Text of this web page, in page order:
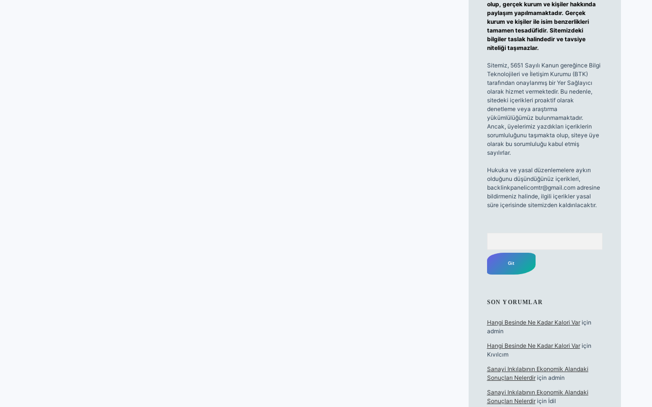
olup, gerçek kurum ve kişiler hakkında
paylaşım yapılmamaktadır. Gerçek
kurum ve kişiler ile isim benzerlikleri
tamamen tesadüfidir. Sitemizdeki
bilgiler taslak halindedir ve tavsiye
niteliği taşımazlar.
Sitemiz, 5651 Sayılı Kanun gereğince Bilgi
Teknolojileri ve İletişim Kurumu (BTK)
tarafından onaylanmış bir Yer Sağlayıcı
olarak hizmet vermektedir. Bu nedenle,
sitedeki içerikleri proaktif olarak
denetleme veya araştırma
yükümlülüğümüz bulunmamaktadır.
Ancak, üyelerimiz yazdıkları içeriklerin
sorumluluğunu taşımakta olup, siteye üye
olarak bu sorumluluğu kabul etmiş
sayılırlar.
Hukuka ve yasal düzenlemelere aykırı
olduğunu düşündüğünüz içerikleri,
backlinkpanelicomtr@gmail.comadresine
bildirmeniz halinde, ilgili içerikler yasal
süre içerisinde sitemizden kaldırılacaktır.
SON YORUMLAR
Hangi Besinde Ne Kadar Kalori Variçin
admin
Hangi Besinde Ne Kadar Kalori Variçin
Kıvılcım
Sanayi Inkılabının Ekonomik Alandaki
Sonuçları Nelerdiriçin admin
Sanayi Inkılabının Ekonomik Alandaki
Sonuçları Nelerdiriçin İdil